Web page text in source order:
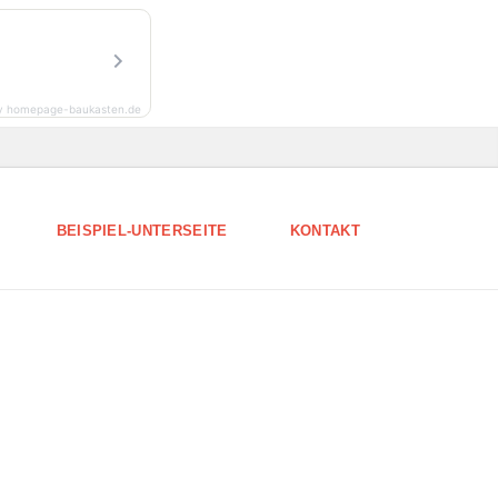
BEISPIEL-UNTERSEITE KONTAKT
homepage-baukasten.de